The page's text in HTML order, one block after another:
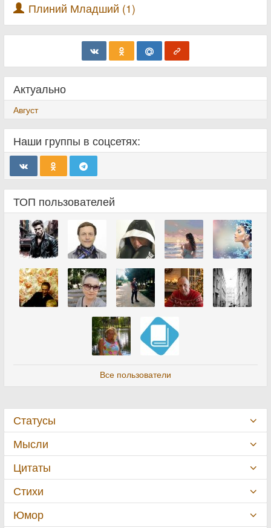
Плиний Младший (1)
Актуально
Август
Наши группы в соцсетях:
ТОП пользователей
Все пользователи
Статусы
Мысли
Цитаты
Стихи
Юмор